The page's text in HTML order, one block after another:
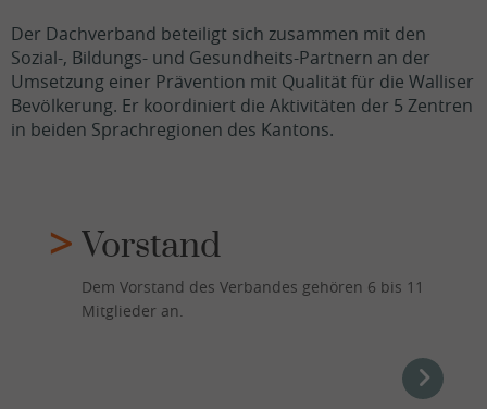
Der Dachverband beteiligt sich zusammen mit den
Sozial-, Bildungs- und Gesundheits-Partnern an der
Umsetzung einer Prävention mit Qualität für die Walliser
Bevölkerung. Er koordiniert die Aktivitäten der 5 Zentren
in beiden Sprachregionen des Kantons.
Vorstand
Dem Vorstand des Verbandes gehören 6 bis 11
Mitglieder an.